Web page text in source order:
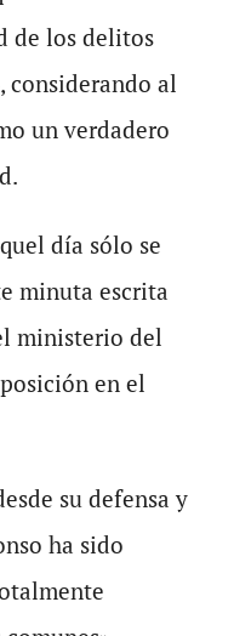
de los delitos
considerando al
un verdadero
día sólo se
minuta escrita
ministerio del
en el
su defensa y
ha sido